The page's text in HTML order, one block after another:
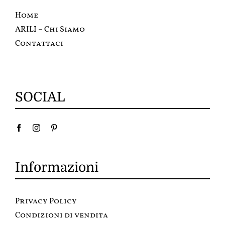
Home
ARILI – Chi Siamo
Contattaci
SOCIAL
Informazioni
Privacy Policy
Condizioni di vendita